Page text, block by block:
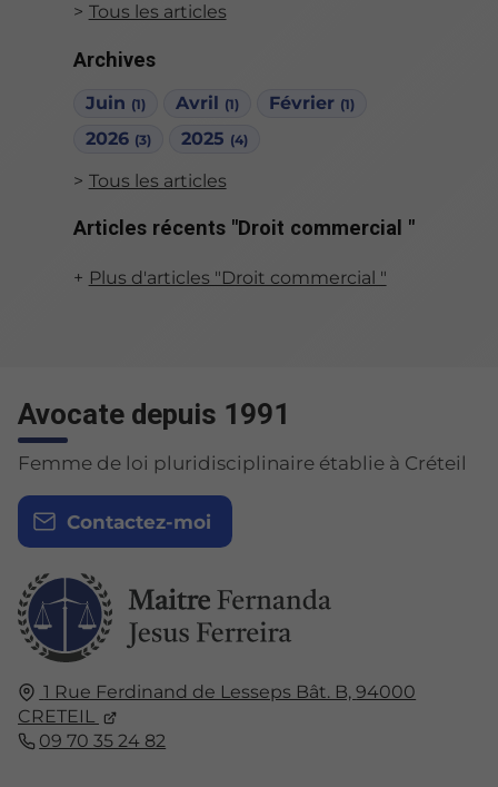
Tous les articles
Archives
Juin (1) Avril (1) Février (1)
2026 (3) 2025 (4)
Tous les articles
Articles récents "Droit commercial "
Plus d'articles "Droit commercial "
1 Rue Ferdinand de Lesseps Bât. B,94000
CRETEIL
09 70 35 24 82
Avocate depuis 1991
Femme de loi pluridisciplinaire établie à Créteil
Contactez-moi